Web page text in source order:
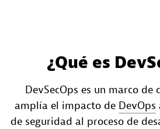
¿Qué es
DevSecOps es un marco de
amplía el impacto de DevOps
de seguridad al proceso de